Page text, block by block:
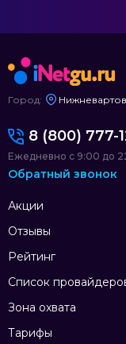
Город:
Акции
Отзывы
Рейтинг
Список
Зона охвата
Тарифы
8 (800) 777-
Ежедневно с 9:00 до
Обратный звонок